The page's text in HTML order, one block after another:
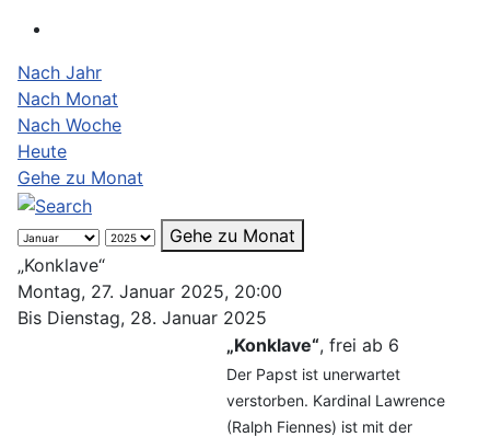
Nach Jahr
Nach Monat
Nach Woche
Heute
Gehe zu Monat
Gehe zu Monat
„Konklave“
Montag, 27. Januar 2025, 20:00
Bis Dienstag, 28. Januar 2025
„Konklave“, frei ab 6
Der Papst ist unerwartet
verstorben. Kardinal Lawrence
(Ralph Fiennes) ist mit der